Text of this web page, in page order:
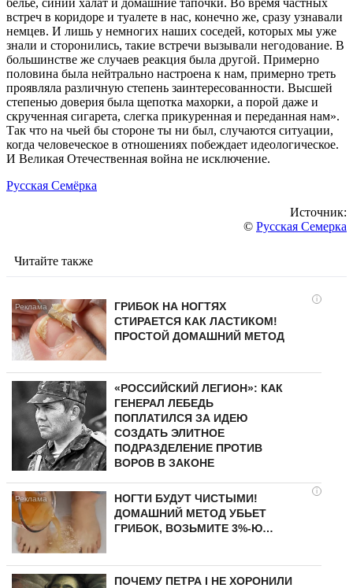
белье, синий халат и домашние тапочки. Во время частных
встреч в коридоре и туалете в нас, конечно же, сразу узнавали
немцев. И лишь у немногих наших соседей, которых мы уже
знали и сторонились, такие встречи вызывали негодование. В
большинстве же случаев реакция была другой. Примерно
половина была нейтрально настроена к нам, примерно треть
проявляла различную степень заинтересованности. Высшей
степенью доверия была щепотка махорки, а порой даже и
скрученная сигарета, слегка прикуренная и переданная нам».
Так что на чьей бы стороне ты ни был, случаются ситуации,
когда человеческое в отношениях побеждает идеологическое.
И Великая Отечественная война не исключение.
Русская Семёрка
Источник:
© Русская Семерка
Читайте также
i
ГРИБОК НА НОГТЯХ
СТИРАЕТСЯ КАК ЛАСТИКОМ!
ПРОСТОЙ ДОМАШНИЙ МЕТОД
«РОССИЙСКИЙ ЛЕГИОН»: КАК
ГЕНЕРАЛ ЛЕБЕДЬ
ПОПЛАТИЛСЯ ЗА ИДЕЮ
СОЗДАТЬ ЭЛИТНОЕ
ПОДРАЗДЕЛЕНИЕ ПРОТИВ
ВОРОВ В ЗАКОНЕ
i
НОГТИ БУДУТ ЧИСТЫМИ!
ДОМАШНИЙ МЕТОД УБЬЕТ
ГРИБОК, ВОЗЬМИТЕ 3%-Ю…
ПОЧЕМУ ПЕТРА I НЕ ХОРОНИЛИ